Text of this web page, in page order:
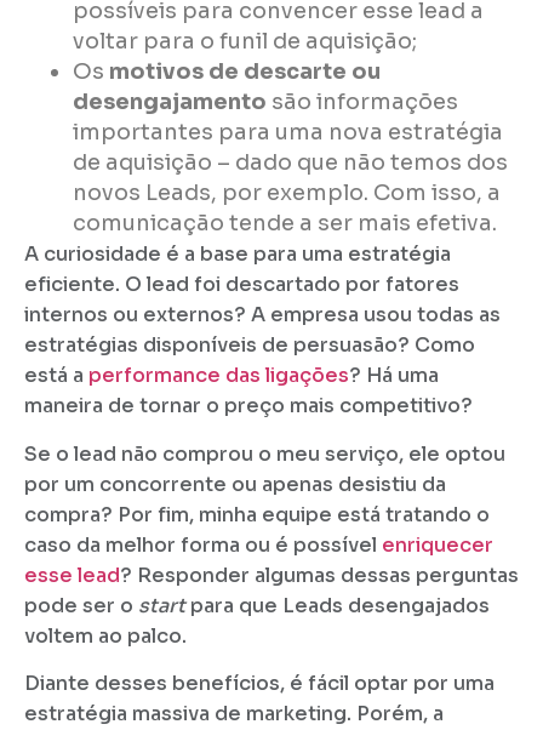
possíveis para convencer esse lead a
voltar para o funil de aquisição;
Os motivos de descarte ou
desengajamento são informações
importantes para uma nova estratégia
de aquisição – dado que não temos dos
novos Leads, por exemplo. Com isso, a
comunicação tende a ser mais efetiva.
A curiosidade é a base para uma estratégia
eficiente. O lead foi descartado por fatores
internos ou externos? A empresa usou todas as
estratégias disponíveis de persuasão? Como
está a performance das ligações? Há uma
maneira de tornar o preço mais competitivo?
Se o lead não comprou o meu serviço, ele optou
por um concorrente ou apenas desistiu da
compra? Por fim, minha equipe está tratando o
caso da melhor forma ou é possível enriquecer
esse lead? Responder algumas dessas perguntas
pode ser o startpara que Leads desengajados
voltem ao palco.
Diante desses benefícios, é fácil optar por uma
estratégia massiva de marketing. Porém, a